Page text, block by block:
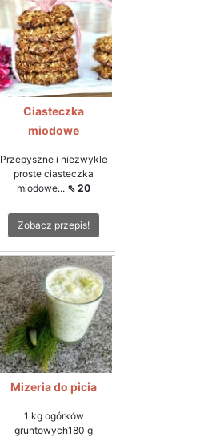
Ciasteczka
miodowe
Przepyszne i niezwykle
proste ciasteczka
miodowe... ⇖ 20
Zobacz przepis!
Mizeria do picia
1 kg ogórków
gruntowych180 g